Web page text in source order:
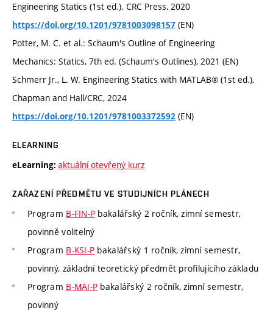
Engineering Statics (1st ed.). CRC Press, 2020
https://doi.org/10.1201/9781003098157 (EN)
Potter, M. C. et al.: Schaum's Outline of Engineering
Mechanics: Statics, 7th ed. (Schaum's Outlines), 2021 (EN)
Schmerr Jr., L. W. Engineering Statics with MATLAB® (1st ed.),
Chapman and Hall/CRC, 2024
https://doi.org/10.1201/9781003372592 (EN)
ELEARNING
eLearning: aktuální otevřený kurz
ZAŘAZENÍ PŘEDMĚTU VE STUDIJNÍCH PLÁNECH
Program B-FIN-P bakalářský 2 ročník, zimní semestr,
povinně volitelný
Program B-KSI-P bakalářský 1 ročník, zimní semestr,
povinný, základní teoretický předmět profilujícího základu
Program B-MAI-P bakalářský 2 ročník, zimní semestr,
povinný